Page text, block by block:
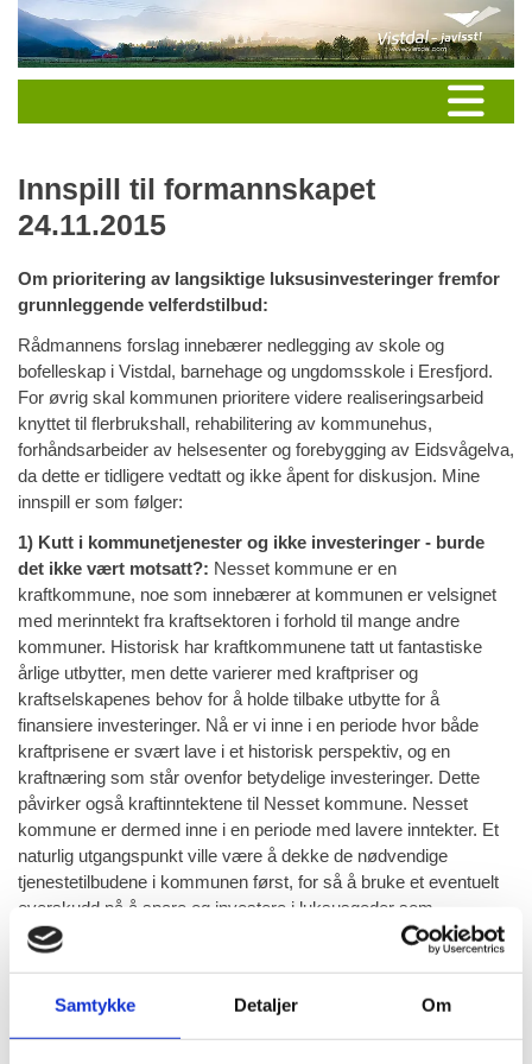
Samtykke Detaljer Om
Innspill til formannskapet
24.11.2015
Om prioritering av langsiktige luksusinvesteringer fremfor
grunnleggende velferdstilbud:
Rådmannens forslag innebærer nedlegging av skole og
bofelleskap i Vistdal, barnehage og ungdomsskole i Eresfjord.
For øvrig skal kommunen prioritere videre realiseringsarbeid
knyttet til flerbrukshall, rehabilitering av kommunehus,
forhåndsarbeider av helsesenter og forebygging av Eidsvågelva,
da dette er tidligere vedtatt og ikke åpent for diskusjon. Mine
innspill er som følger:
1) Kutt i kommunetjenester og ikke investeringer - burde
det ikke vært motsatt?: Nesset kommune er en
kraftkommune, noe som innebærer at kommunen er velsignet
med merinntekt fra kraftsektoren i forhold til mange andre
kommuner. Historisk har kraftkommunene tatt ut fantastiske
årlige utbytter, men dette varierer med kraftpriser og
kraftselskapenes behov for å holde tilbake utbytte for å
finansiere investeringer. Nå er vi inne i en periode hvor både
kraftprisene er svært lave i et historisk perspektiv, og en
kraftnæring som står ovenfor betydelige investeringer. Dette
påvirker også kraftinntektene til Nesset kommune. Nesset
kommune er dermed inne i en periode med lavere inntekter. Et
naturlig utgangspunkt ville være å dekke de nødvendige
tjenestetilbudene i kommunen først, for så å bruke et eventuelt
overskudd på å spare og investere i luksusgoder som
flerbrukshall. Flerbrukshall, rehabilitering av kommunehus og
forhåndsarbeider av helsehus er investeringer som "ikke
det blir den! Men reduserte tjenestetilbud er både dyrt og
vanskelig, om ikke umulig, å få tilbake når økonomien bedrer